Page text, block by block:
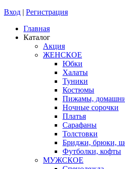
Вход | Регистрация
Главная
Каталог
Акция
ЖЕНСКОЕ
Юбки
Халаты
Туники
Костюмы
Пижамы,
Ночные сорочки
Платья
Сарафаны
Толстовки
Бриджи, брюки,
Футболки, кофты
МУЖСКОЕ